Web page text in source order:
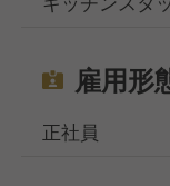
雇用形
正社員